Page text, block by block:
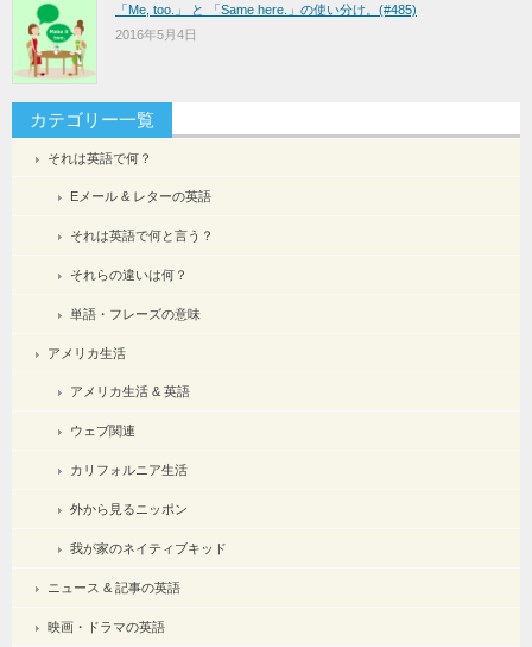
「Me, too.」 と 「Same here.」の使い分け。(#485)
2016年5月4日
カテゴリー一覧
それは英語で何？
Eメール & レターの英語
それは英語で何と言う？
それらの違いは何？
単語・フレーズの意味
アメリカ生活
アメリカ生活 & 英語
ウェブ関連
カリフォルニア生活
外から見るニッポン
我が家のネイティブキッド
ニュース & 記事の英語
映画・ドラマの英語